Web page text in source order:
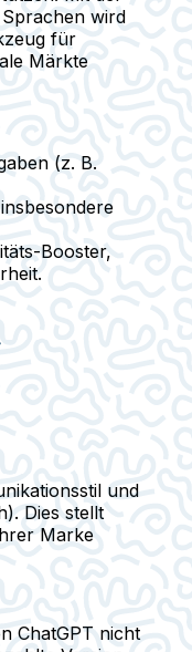
wird
für
Märkte
(z. B.
Booster,
und
Dies stellt
Marke
ChatGPT nicht